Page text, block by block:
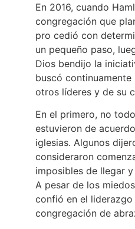
En 2016, cuando
congregación que
pro cedió con
un pequeño paso,
Dios bendijo la
buscó
otros líderes y de su
En el primero, no
estuvieron de
iglesias. Algunos
consideraron
imposibles de llegar
A pesar de los
confió en el
congregación de